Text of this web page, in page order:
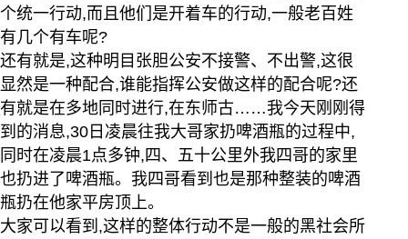
个统一行动,而且他们是开着车的行动,一般老百姓
有几个有车呢?
还有就是,这种明目张胆公安不接警、不出警,这很
显然是一种配合,谁能指挥公安做这样的配合呢?还
有就是在多地同时进行,在东师古……我今天刚刚得
到的消息,30日凌晨往我大哥家扔啤酒瓶的过程中,
同时在凌晨1点多钟,四、五十公里外我四哥的家里
也扔进了啤酒瓶。我四哥看到也是那种整装的啤酒
瓶扔在他家平房顶上。
大家可以看到,这样的整体行动不是一般的黑社会所